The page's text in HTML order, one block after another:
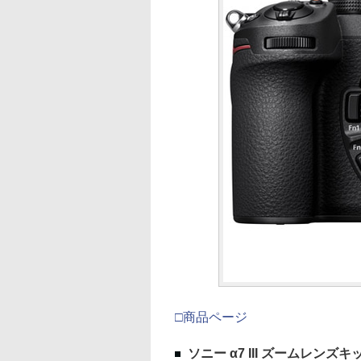
□商品ページ
ソニー α7 III ズームレンズキ